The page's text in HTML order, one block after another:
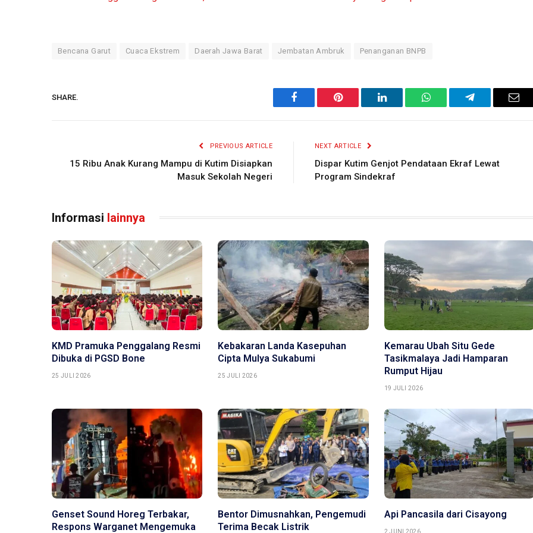
Bencana Garut Cuaca Ekstrem Daerah Jawa Barat Jembatan Ambruk Penanganan BNPB
SHARE.
Facebook Pinterest LinkedIn WhatsAppTelegram
PREVIOUS ARTICLE
15 Ribu Anak Kurang Mampu di Kutim Disiapkan
Masuk Sekolah Negeri
NEXT ARTICLE
Dispar Kutim Genjot Pendataan Ekraf Lewat
Program Sindekraf
Informasi lainnya
KMD Pramuka Penggalang Resmi
Dibuka di PGSD Bone
25 JULI 2026
Kebakaran Landa Kasepuhan
Cipta Mulya Sukabumi
25 JULI 2026
Kemarau Ubah Situ Gede
Tasikmalaya Jadi Hamparan
Rumput Hijau
19 JULI 2026
Genset Sound Horeg Terbakar,
Respons Warganet Mengemuka
Bentor Dimusnahkan, Pengemudi
Terima Becak Listrik
Api Pancasila dari Cisayong
2 JUNI 2026